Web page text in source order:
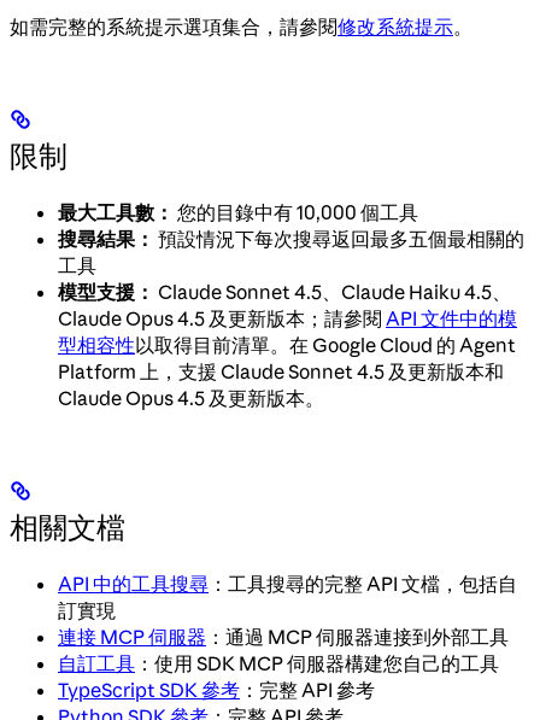
如需完整的系統提示選項集合，請參閱修改系統提示。
限制
最大工具數： 您的目錄中有 10,000 個工具
搜尋結果： 預設情況下每次搜尋返回最多五個最相關的
工具
模型支援： Claude Sonnet 4.5、Claude Haiku 4.5、
Claude Opus 4.5 及更新版本；請參閱 API 文件中的模
型相容性以取得目前清單。在 Google Cloud 的 Agent
Platform 上，支援 Claude Sonnet 4.5 及更新版本和
Claude Opus 4.5 及更新版本。
相關文檔
API 中的工具搜尋 ：工具搜尋的完整 API 文檔，包括自
訂實現
連接 MCP 伺服器 ：通過 MCP 伺服器連接到外部工具
自訂工具 ：使用 SDK MCP 伺服器構建您自己的工具
TypeScript SDK 參考 ：完整 API 參考